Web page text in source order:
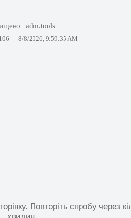
adm.tools
— 8/8/2026, 9:59:35 AM
Повторіть спробу через